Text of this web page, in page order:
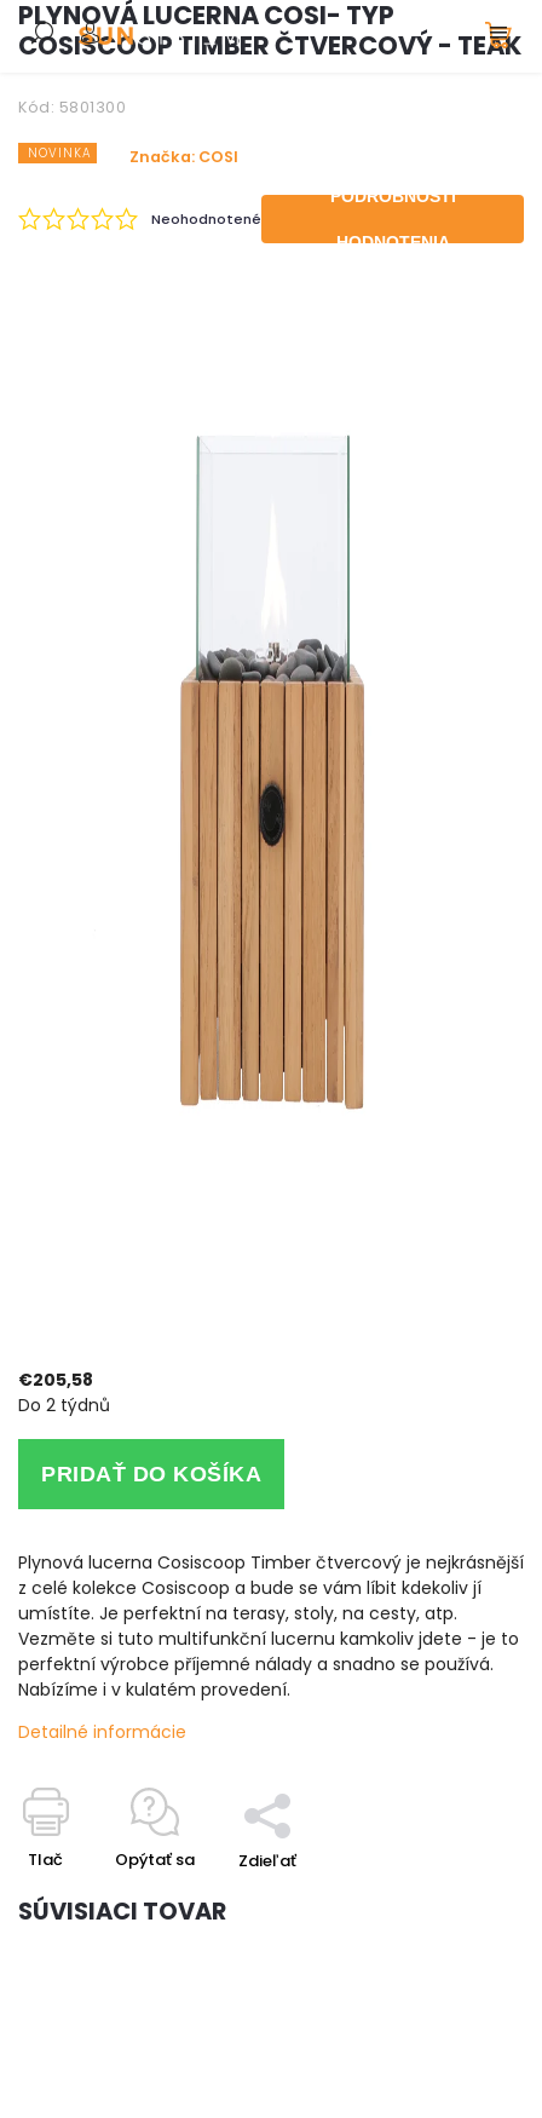
PLYNOVÁ LUCERNA COSI- TYP
COSISCOOP TIMBER ČTVERCOVÝ - TEAK
Kód: 5801300
NOVINKA
Neohodnotené
PODROBNOSTI
HODNOTENIA
Značka: COSI
€205,58
Do 2 týdnů
PRIDAŤ DO KOŠÍKA
Plynová lucerna Cosiscoop Timber čtvercový je nejkrásnější
z celé kolekce Cosiscoop a bude se vám líbit kdekoliv jí
umístíte. Je perfektní na terasy, stoly, na cesty, atp.
Vezměte si tuto multifunkční lucernu kamkoliv jdete - je to
perfektní výrobce příjemné nálady a snadno se používá.
Nabízíme i v kulatém provedení.
Detailné informácie
Tlač Opýtať sa Zdieľať
SÚVISIACI TOVAR